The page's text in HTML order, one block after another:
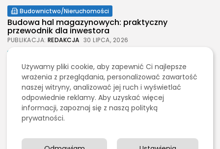
Budownictwo/Nieruchomości
Budowa hal magazynowych: praktyczny
przewodnik dla inwestora
PUBLIKACJA: REDAKCJA 30 LIPCA, 2026
Jak wybrać spodenki męskie na każdą okazję
PUBLIKACJA: REDAKCJA 30 LIPCA, 2026
Budownictwo/Nieruchomości
Wynajem szalunków stropowych na budowie –
praktyczny wybór i realne...
PUBLIKACJA: REDAKCJA
Używamy pliki cookie, aby zapewnić Ci najlepsze
wrażenia z przeglądania, personalizować zawartość
naszej witryny, analizować jej ruch i wyświetlać
odpowiednie reklamy. Aby uzyskać więcej
informacji, zapoznaj się z naszą polityką
prywatności.